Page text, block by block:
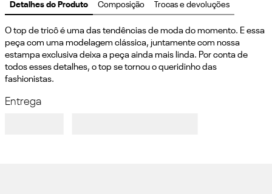
Detalhes do Produto Composição Trocas e devoluções
O top de tricô é uma das tendências de moda do momento. E essa
peça com uma modelagem clássica, juntamente com nossa
estampa exclusiva deixa a peça ainda mais linda. Por conta de
todos esses detalhes, o top se tornou o queridinho das
fashionistas.
Entrega